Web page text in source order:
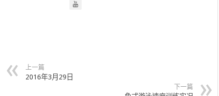
上一篇
2016年3月29日
下一篇